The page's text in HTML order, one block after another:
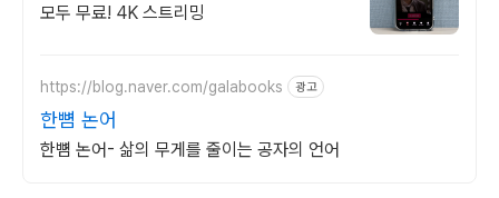
모두 무료! 4K 스트리밍
https://blog.naver.com/galabooks 광고
한뼘 논어
한뼘 논어- 삶의 무게를 줄이는 공자의 언어